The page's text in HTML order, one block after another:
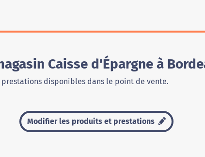
Caisse d'Épargne à
disponibles dans le point de vente.
Modifier les produits et prestations